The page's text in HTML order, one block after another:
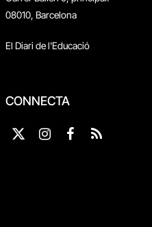
08010, Barcelona
El Diari de l'Educació
CONNECTA
X
Instagram
Facebook
RSS